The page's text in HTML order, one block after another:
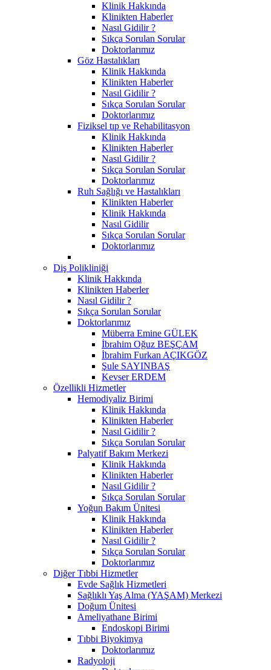
Klinik Hakkında
Klinikten Haberler
Nasıl Gidilir ?
Sıkça Sorulan Sorular
Doktorlarımız
Göz Hastalıkları
Klinik Hakkında
Klinikten Haberler
Nasıl Gidilir ?
Sıkça Sorulan Sorular
Doktorlarımız
Fiziksel tıp ve Rehabilitasyon
Klinik Hakkında
Klinikten Haberler
Nasıl Gidilir ?
Sıkça Sorulan Sorular
Doktorlarımız
Ruh Sağlığı ve Hastalıkları
Klinikten Haberler
Klinik Hakkında
Nasıl Gidilir
Sıkça Sorulan Sorular
Doktorlarımız
Diş Polikliniği
Klinik Hakkında
Klinikten Haberler
Nasıl Gidilir ?
Sıkça Sorulan Sorular
Doktorlarımız
Müberra Emine GÜLEK
İbrahim Oğuz BEŞÇAM
İbrahim Furkan AÇIKGÖZ
Şule SAYINBAŞ
Kevser ERDEM
Özellikli Hizmetler
Hemodiyaliz Birimi
Klinik Hakkında
Klinikten Haberler
Nasıl Gidilir ?
Sıkça Sorulan Sorular
Palyatif Bakım Merkezi
Klinik Hakkında
Klinikten Haberler
Nasıl Gidilir ?
Sıkça Sorulan Sorular
Yoğun Bakım Ünitesi
Klinik Hakkında
Klinikten Haberler
Nasıl Gidilir ?
Sıkça Sorulan Sorular
Doktorlarımız
Diğer Tıbbi Hizmetler
Evde Sağlık Hizmetleri
Sağlıklı Yaş Alma (YAŞAM) Merkezi
Doğum Ünitesi
Ameliyathane Birimi
Endoskopi Birimi
Tıbbi Biyokimya
Doktorlarımız
Radyoloji